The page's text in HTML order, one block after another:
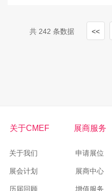
共 242 条数据 <<
关于CMEF
关于我们
展会计划
历届回顾
展商服务
申请展位
展商中心
增值服务